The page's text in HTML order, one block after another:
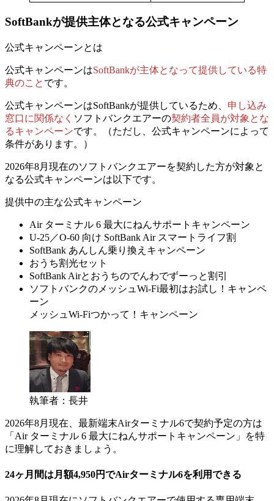
SoftBankが提供主体となる公式キャンペーン
公式キャンペーンとは
公式キャンペーンはSoftBankが主体となって提供している特
典のこと です。
公式キャンペーンはSoftBankが提供しているため、 申し込み
窓口に関係なく ソフトバンクエアーの契約者全員が対象とな
るキャンペーンです。
（ただし、公式キャンペーンによって
条件があります。）
2026年8月現在のソフトバンクエアーを契約した方が対象と
なる公式キャンペーンは以下です。
提供中の主な公式キャンペーン
Air ターミナル 6 最大にねんサポートキャンペーン
U-25／O-60 向け SoftBank Air スマートライフ割
SoftBank あんしん乗り換えキャンペーン
おうち割光セット
SoftBank Airとおうちのでんわでずーっと割引
ソフトバンクのメッシュWi-Fi最初はお試し！キャンペ
ーン
メッシュWi-Fiつかって！キャンペーン
執筆者：長井
2026年8月現在、最新端末Airターミナル6で契約予定の方は
「Air ターミナル 6 最大にねんサポートキャンペーン」を特
に理解しておきましょう。
24ヶ月間は月額4,950円でAirターミナル6を利用できる